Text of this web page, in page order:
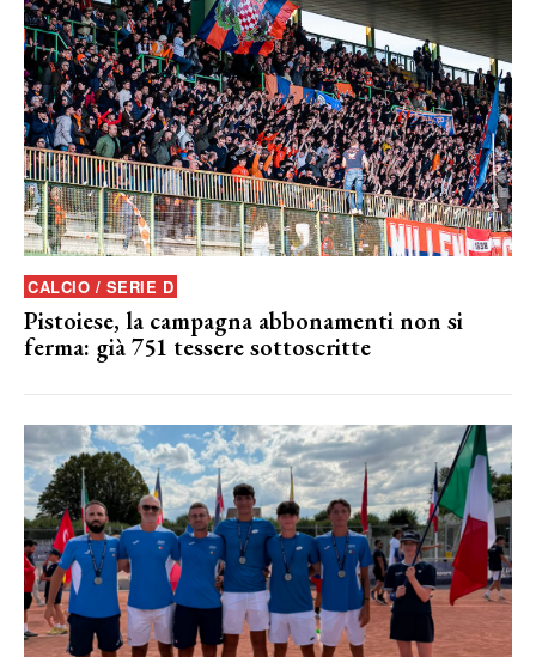
CALCIO / SERIE D
Pistoiese, la campagna abbonamenti non si
ferma: già 751 tessere sottoscritte